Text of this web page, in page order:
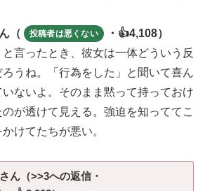
（ 投稿者は悪くない
・👍4,108）
言ったとき、彼女は一体どういう反
うね。「行為をした」と聞いて喜ん
ないよ。そのまま黙って持っておけ
が透けて見える。強迫を知っててこ
けてたちが悪い。
ん（>>3への返信・